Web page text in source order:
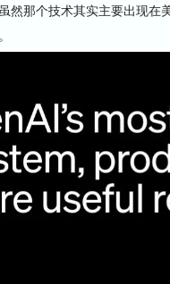
然那个技术其实主要出现在